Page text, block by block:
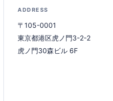
ADDRESS
〒105-0001
東京都港区虎ノ門3-2-2
虎ノ門30森ビル 6F